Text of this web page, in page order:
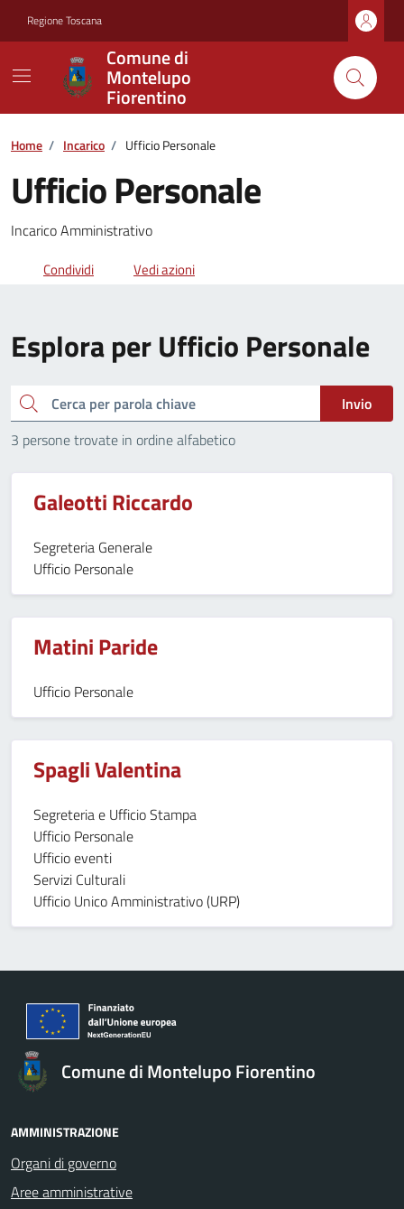
Regione Toscana
Comune di
Montelupo
Fiorentino
Home / Incarico / Ufficio Personale
Ufficio Personale
Incarico Amministrativo
Condividi Vedi azioni
Esplora per Ufficio Personale
Cerca
Invio
3 persone trovate in ordine alfabetico
Galeotti Riccardo
Segreteria Generale
Ufficio Personale
Matini Paride
Ufficio Personale
Spagli Valentina
Segreteria e Ufficio Stampa
Ufficio Personale
Ufficio eventi
Servizi Culturali
Ufficio Unico Amministrativo (URP)
Comune di Montelupo Fiorentino
AMMINISTRAZIONE
Organi di governo
Aree amministrative